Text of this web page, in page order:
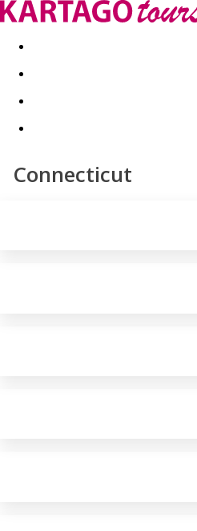
Last minute Dovolenkové kluby
Connecticut